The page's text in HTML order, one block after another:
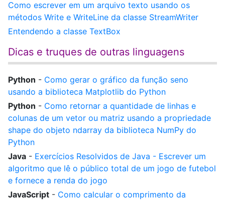
Como escrever em um arquivo texto usando os
métodos Write e WriteLine da classe StreamWriter
Entendendo a classe TextBox
Dicas e truques de outras linguagens
Python - Como gerar o gráfico da função seno
usando a biblioteca Matplotlib do Python
Python - Como retornar a quantidade de linhas e
colunas de um vetor ou matriz usando a propriedade
shape do objeto ndarray da biblioteca NumPy do
Python
Java - Exercícios Resolvidos de Java - Escrever um
algoritmo que lê o público total de um jogo de futebol
e fornece a renda do jogo
JavaScript - Como calcular o comprimento da